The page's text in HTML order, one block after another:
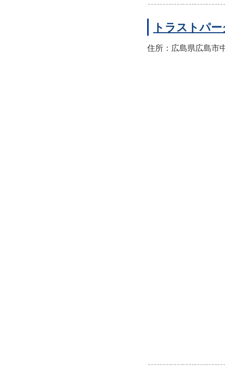
トラストパ
住所：広島県広島市